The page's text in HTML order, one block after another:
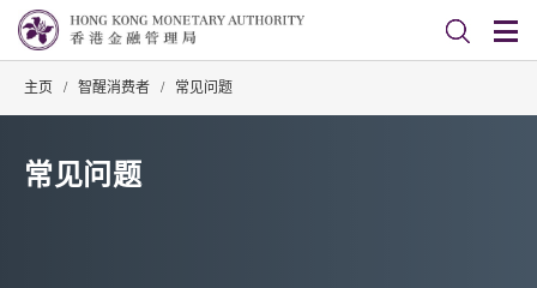
主页 / 智醒消费者 / 常见问题
常见问题